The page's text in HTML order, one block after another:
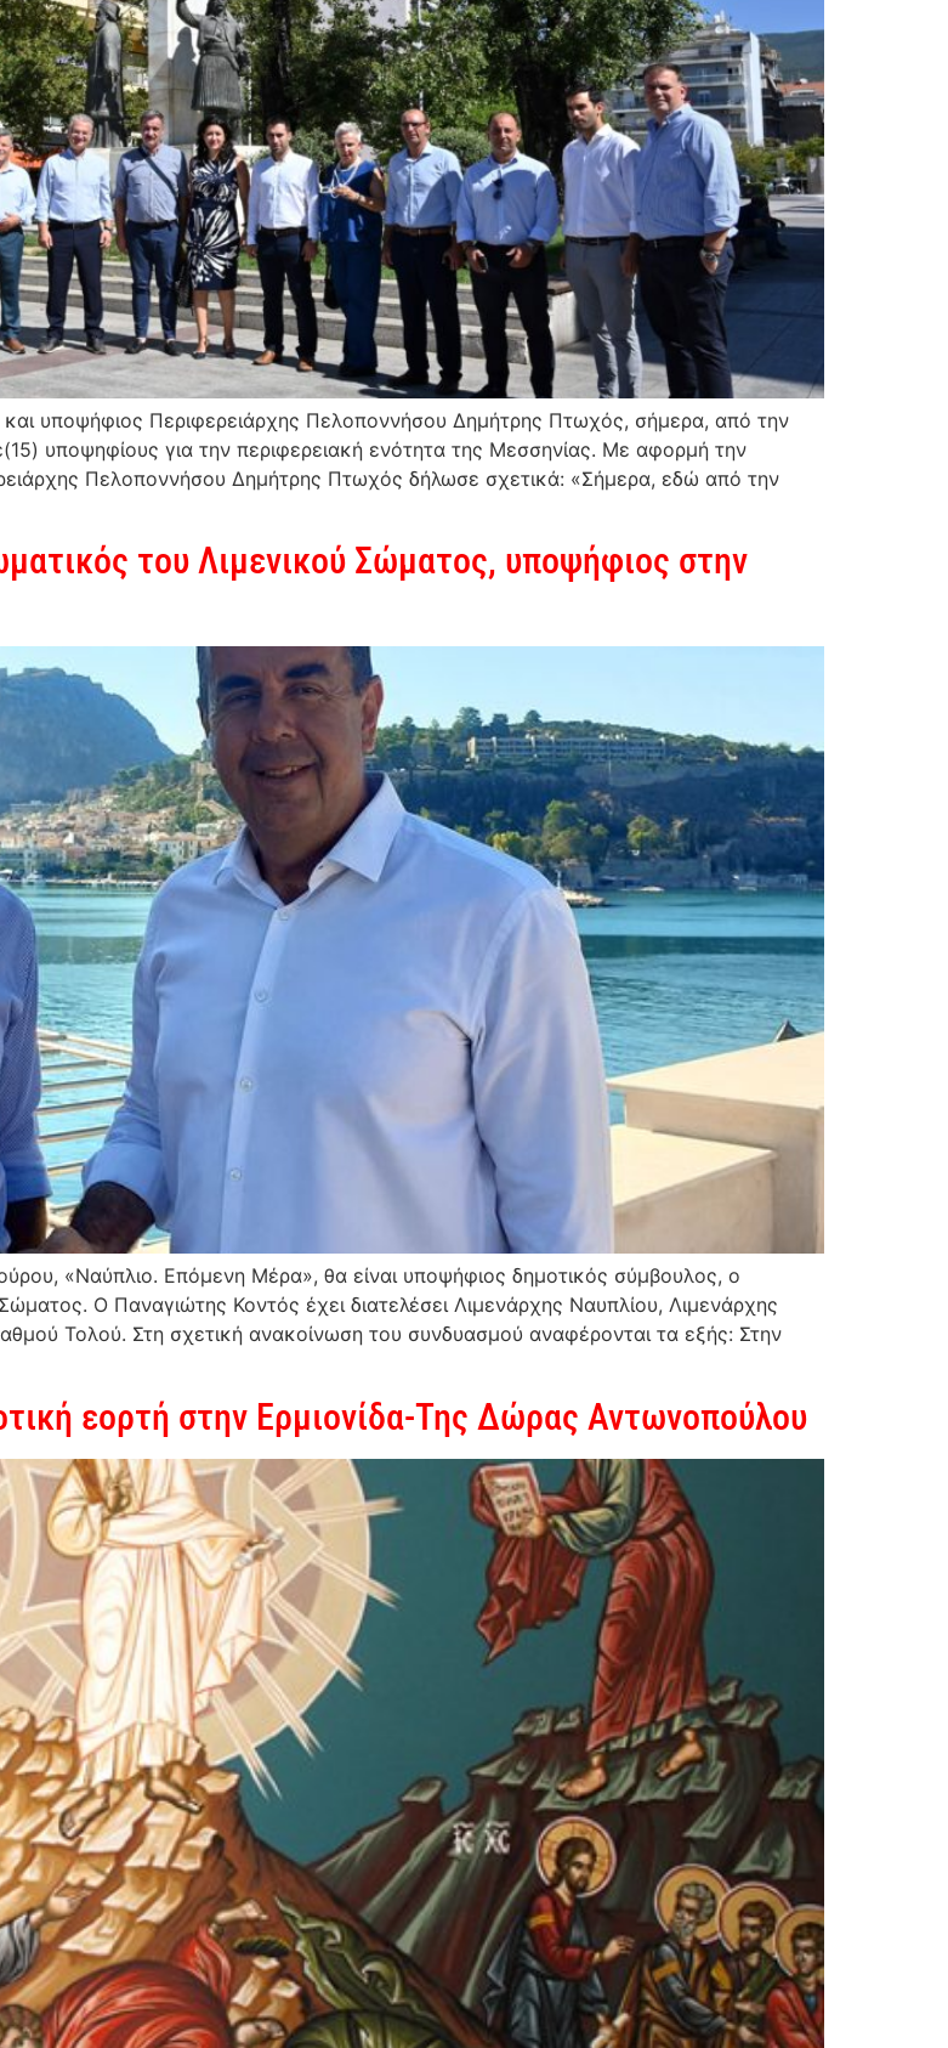
υποψήφιος Περιφερειάρχης Πελοποννήσου Δημήτρης Πτωχός, σήμερα, από την
υποψηφίους για την περιφερειακή ενότητα της Μεσσηνίας. Με αφορμή την
Πελοποννήσου Δημήτρης Πτωχός δήλωσε σχετικά: «Σήμερα, εδώ από την
του Λιμενικού Σώματος, υποψήφιος στην
«Ναύπλιο. Επόμενη Μέρα», θα είναι υποψήφιος δημοτικός σύμβουλος, ο
Ο Παναγιώτης Κοντός έχει διατελέσει Λιμενάρχης Ναυπλίου, Λιμενάρχης
Τολού. Στη σχετική ανακοίνωση του συνδυασμού αναφέρονται τα εξής: Στην
εορτή στην Ερμιονίδα-Της Δώρας Αντωνοπούλου